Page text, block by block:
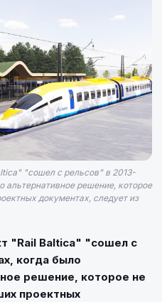
"сошел с рельсов" в 2013-
альтернативное решение, которое
документах, следует из
"Rail Baltica" "сошел с
когда было
решение, которое не
проектных